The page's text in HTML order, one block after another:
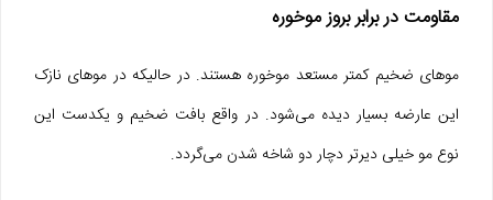
مقاومت در برابر بروز موخوره
موهای ضخیم کمتر مستعد موخوره هستند. در حالیکه در موهای نازک
این عارضه بسیار دیده می‌شود. در واقع بافت ضخیم و یکدست این
نوع مو خیلی دیرتر دچار دو شاخه شدن می‌گردد.